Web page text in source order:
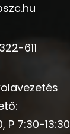
611
P 7:30-13:30